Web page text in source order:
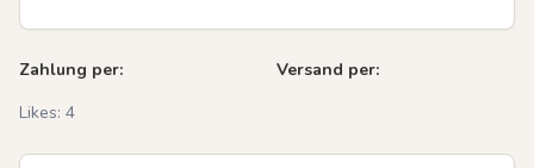
Zahlung per:
Versand per:
Likes: 4